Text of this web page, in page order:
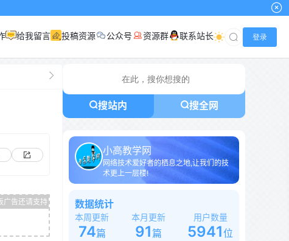
给我留言 投稿资源 公众号 资源群 联系站长 登录
搜站内 搜全网
小高教学网
网络技术爱好者的栖息之地,让我们的技
术更上一层楼!
数据统计
本周更新
74篇
本月更新
91篇
用户数量
5941位